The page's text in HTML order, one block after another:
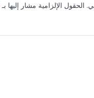
الحقول الإلزامية مشار إليها بـ